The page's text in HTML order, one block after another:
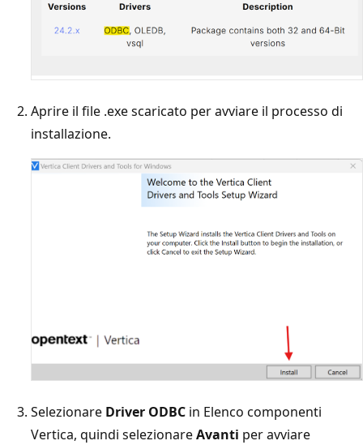
Aprire il file .exe scaricato per avviare il processo di
installazione.
Selezionare Driver ODBC in Elenco componenti
Vertica, quindi selezionareAvanti per avviare